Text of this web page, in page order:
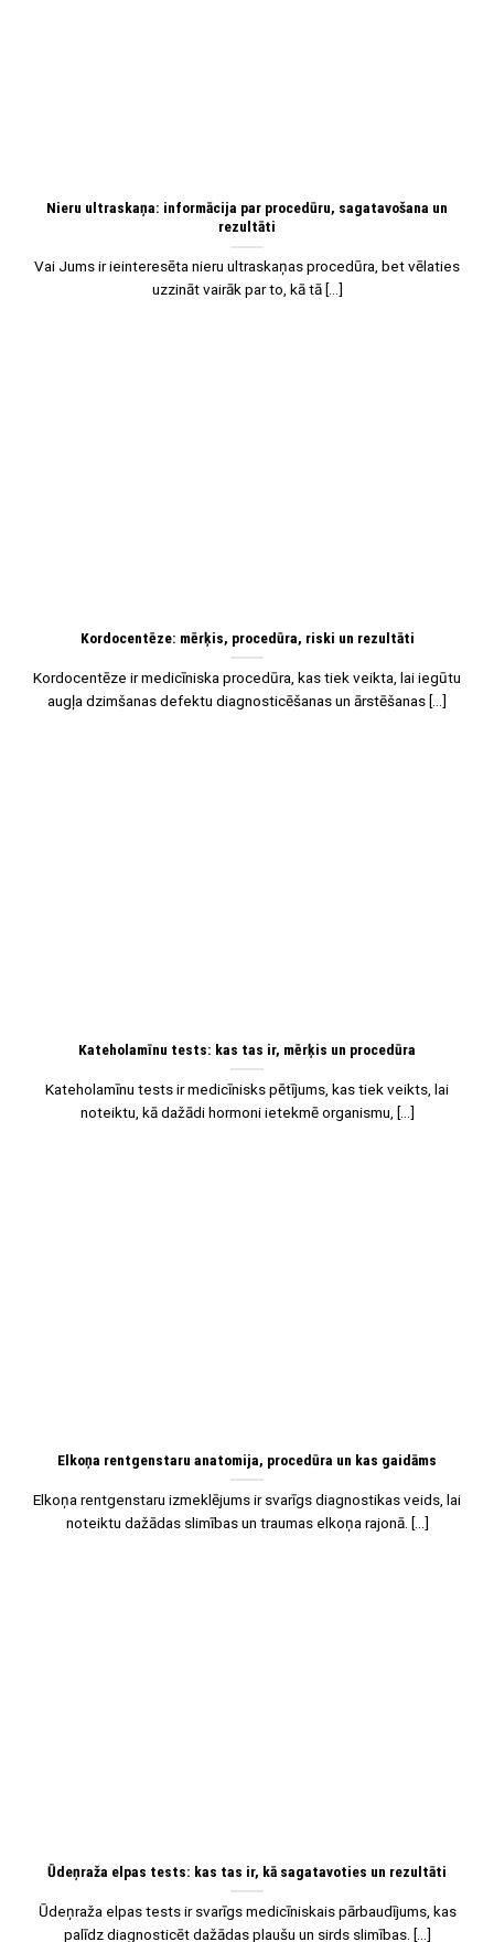
Nieru ultraskaņa: informācija par procedūru, sagatavošana un
rezultāti
Vai Jums ir ieinteresēta nieru ultraskaņas procedūra, bet vēlaties
uzzināt vairāk par to, kā tā [...]
Kordocentēze: mērķis, procedūra, riski un rezultāti
Kordocentēze ir medicīniska procedūra, kas tiek veikta, lai iegūtu
augļa dzimšanas defektu diagnosticēšanas un ārstēšanas [...]
Kateholamīnu tests: kas tas ir, mērķis un procedūra
Kateholamīnu tests ir medicīnisks pētījums, kas tiek veikts, lai
noteiktu, kā dažādi hormoni ietekmē organismu, [...]
Elkoņa rentgenstaru anatomija, procedūra un kas gaidāms
Elkoņa rentgenstaru izmeklējums ir svarīgs diagnostikas veids, lai
noteiktu dažādas slimības un traumas elkoņa rajonā. [...]
Ūdeņraža elpas tests: kas tas ir, kā sagatavoties un rezultāti
Ūdeņraža elpas tests ir svarīgs medicīniskais pārbaudījums, kas
palīdz diagnosticēt dažādas plaušu un sirds slimības. [...]